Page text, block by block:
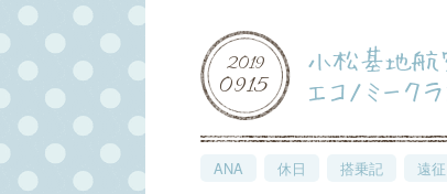
2019
0915
小松基地
エコノミークラ
ANA 休日 搭乗記 遠征